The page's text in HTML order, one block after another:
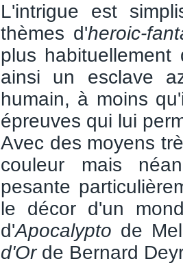
L'intrigue est
thèmes d'heroic-
plus
ainsi un esclave
humain, à moins
épreuves qui lui
Avec des moyens
couleur mais
pesante
le décor d'un
d'Apocalypto de
d'Orde Bernard